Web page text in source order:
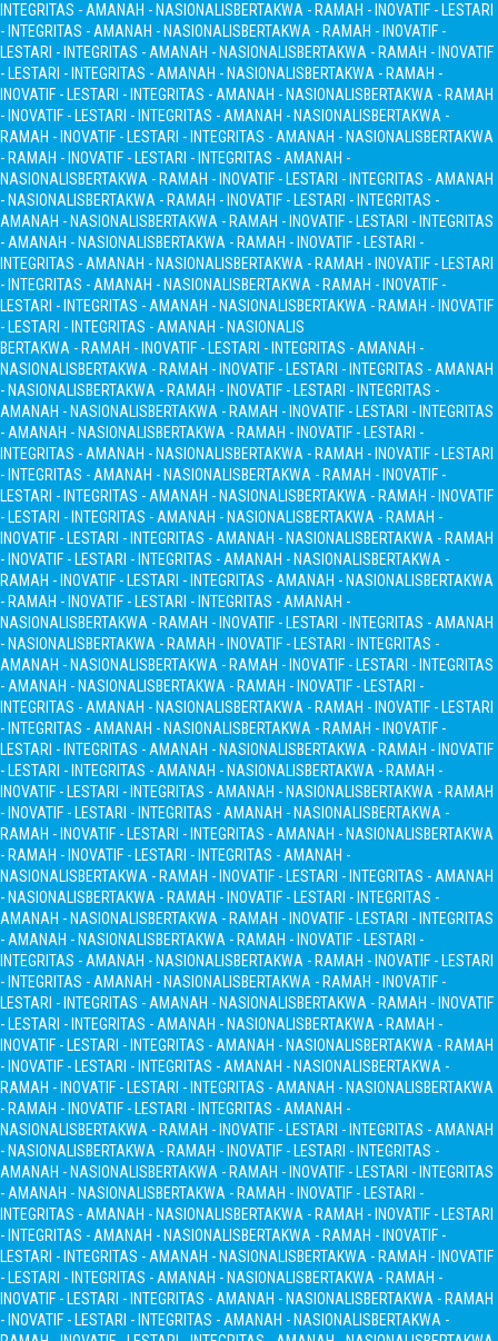
INTEGRITAS - AMANAH - NASIONALISBERTAKWA - RAMAH - INOVATIF - LESTARI
- INTEGRITAS - AMANAH - NASIONALISBERTAKWA - RAMAH - INOVATIF -
LESTARI - INTEGRITAS - AMANAH - NASIONALISBERTAKWA - RAMAH - INOVATIF
- LESTARI - INTEGRITAS - AMANAH - NASIONALISBERTAKWA - RAMAH -
INOVATIF - LESTARI - INTEGRITAS - AMANAH - NASIONALISBERTAKWA - RAMAH
- INOVATIF - LESTARI - INTEGRITAS - AMANAH - NASIONALISBERTAKWA -
RAMAH - INOVATIF - LESTARI - INTEGRITAS - AMANAH - NASIONALISBERTAKWA
- RAMAH - INOVATIF - LESTARI - INTEGRITAS - AMANAH -
NASIONALISBERTAKWA - RAMAH - INOVATIF - LESTARI - INTEGRITAS - AMANAH
- NASIONALISBERTAKWA - RAMAH - INOVATIF - LESTARI - INTEGRITAS -
AMANAH - NASIONALISBERTAKWA - RAMAH - INOVATIF - LESTARI - INTEGRITAS
- AMANAH - NASIONALISBERTAKWA - RAMAH - INOVATIF - LESTARI -
INTEGRITAS - AMANAH - NASIONALISBERTAKWA - RAMAH - INOVATIF - LESTARI
- INTEGRITAS - AMANAH - NASIONALISBERTAKWA - RAMAH - INOVATIF -
LESTARI - INTEGRITAS - AMANAH - NASIONALISBERTAKWA - RAMAH - INOVATIF
- LESTARI - INTEGRITAS - AMANAH - NASIONALIS
BERTAKWA - RAMAH - INOVATIF - LESTARI - INTEGRITAS - AMANAH -
NASIONALISBERTAKWA - RAMAH - INOVATIF - LESTARI - INTEGRITAS - AMANAH
- NASIONALISBERTAKWA - RAMAH - INOVATIF - LESTARI - INTEGRITAS -
AMANAH - NASIONALISBERTAKWA - RAMAH - INOVATIF - LESTARI - INTEGRITAS
- AMANAH - NASIONALISBERTAKWA - RAMAH - INOVATIF - LESTARI -
INTEGRITAS - AMANAH - NASIONALISBERTAKWA - RAMAH - INOVATIF - LESTARI
- INTEGRITAS - AMANAH - NASIONALISBERTAKWA - RAMAH - INOVATIF -
LESTARI - INTEGRITAS - AMANAH - NASIONALISBERTAKWA - RAMAH - INOVATIF
- LESTARI - INTEGRITAS - AMANAH - NASIONALISBERTAKWA - RAMAH -
INOVATIF - LESTARI - INTEGRITAS - AMANAH - NASIONALISBERTAKWA - RAMAH
- INOVATIF - LESTARI - INTEGRITAS - AMANAH - NASIONALISBERTAKWA -
RAMAH - INOVATIF - LESTARI - INTEGRITAS - AMANAH - NASIONALISBERTAKWA
- RAMAH - INOVATIF - LESTARI - INTEGRITAS - AMANAH -
NASIONALISBERTAKWA - RAMAH - INOVATIF - LESTARI - INTEGRITAS - AMANAH
- NASIONALISBERTAKWA - RAMAH - INOVATIF - LESTARI - INTEGRITAS -
AMANAH - NASIONALISBERTAKWA - RAMAH - INOVATIF - LESTARI - INTEGRITAS
- AMANAH - NASIONALISBERTAKWA - RAMAH - INOVATIF - LESTARI -
INTEGRITAS - AMANAH - NASIONALISBERTAKWA - RAMAH - INOVATIF - LESTARI
- INTEGRITAS - AMANAH - NASIONALISBERTAKWA - RAMAH - INOVATIF -
LESTARI - INTEGRITAS - AMANAH - NASIONALISBERTAKWA - RAMAH - INOVATIF
- LESTARI - INTEGRITAS - AMANAH - NASIONALISBERTAKWA - RAMAH -
INOVATIF - LESTARI - INTEGRITAS - AMANAH - NASIONALISBERTAKWA - RAMAH
- INOVATIF - LESTARI - INTEGRITAS - AMANAH - NASIONALISBERTAKWA -
RAMAH - INOVATIF - LESTARI - INTEGRITAS - AMANAH - NASIONALISBERTAKWA
- RAMAH - INOVATIF - LESTARI - INTEGRITAS - AMANAH -
NASIONALISBERTAKWA - RAMAH - INOVATIF - LESTARI - INTEGRITAS - AMANAH
- NASIONALISBERTAKWA - RAMAH - INOVATIF - LESTARI - INTEGRITAS -
AMANAH - NASIONALISBERTAKWA - RAMAH - INOVATIF - LESTARI - INTEGRITAS
- AMANAH - NASIONALISBERTAKWA - RAMAH - INOVATIF - LESTARI -
INTEGRITAS - AMANAH - NASIONALISBERTAKWA - RAMAH - INOVATIF - LESTARI
- INTEGRITAS - AMANAH - NASIONALISBERTAKWA - RAMAH - INOVATIF -
LESTARI - INTEGRITAS - AMANAH - NASIONALISBERTAKWA - RAMAH - INOVATIF
- LESTARI - INTEGRITAS - AMANAH - NASIONALISBERTAKWA - RAMAH -
INOVATIF - LESTARI - INTEGRITAS - AMANAH - NASIONALISBERTAKWA - RAMAH
- INOVATIF - LESTARI - INTEGRITAS - AMANAH - NASIONALISBERTAKWA -
RAMAH - INOVATIF - LESTARI - INTEGRITAS - AMANAH - NASIONALISBERTAKWA
- RAMAH - INOVATIF - LESTARI - INTEGRITAS - AMANAH -
NASIONALISBERTAKWA - RAMAH - INOVATIF - LESTARI - INTEGRITAS - AMANAH
- NASIONALISBERTAKWA - RAMAH - INOVATIF - LESTARI - INTEGRITAS -
AMANAH - NASIONALISBERTAKWA - RAMAH - INOVATIF - LESTARI - INTEGRITAS
- AMANAH - NASIONALISBERTAKWA - RAMAH - INOVATIF - LESTARI -
INTEGRITAS - AMANAH - NASIONALISBERTAKWA - RAMAH - INOVATIF - LESTARI
- INTEGRITAS - AMANAH - NASIONALISBERTAKWA - RAMAH - INOVATIF -
LESTARI - INTEGRITAS - AMANAH - NASIONALISBERTAKWA - RAMAH - INOVATIF
- LESTARI - INTEGRITAS - AMANAH - NASIONALISBERTAKWA - RAMAH -
INOVATIF - LESTARI - INTEGRITAS - AMANAH - NASIONALISBERTAKWA - RAMAH
- INOVATIF - LESTARI - INTEGRITAS - AMANAH - NASIONALISBERTAKWA -